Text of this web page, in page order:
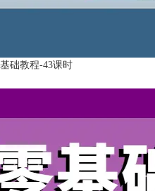
础教程-43课时